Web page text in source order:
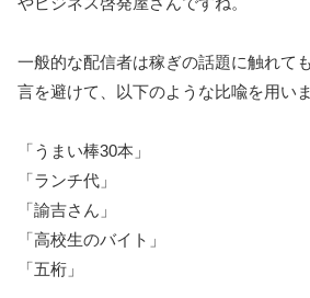
一般的な配信者は稼ぎの話題に触れて
言を避けて、以下のような比喩を用いま
「うまい棒30本」
「ランチ代」
「諭吉さん」
「高校生のバイト」
「五桁」